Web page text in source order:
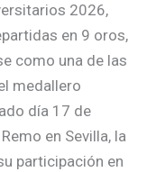
2026,
en 9 oros,
como una de las
medallero
día 17 de
en Sevilla, la
participación en